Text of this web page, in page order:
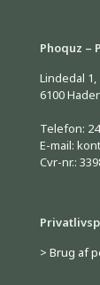
Phoquz –
Lindedal 1,
6100
Telefon:
E-mail:
Cvr-nr.:
> Brug af